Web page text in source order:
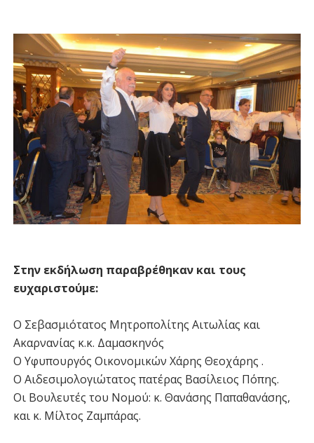
Στην εκδήλωση παραβρέθηκαν και τους
ευχαριστούμε:
Ο Σεβασμιότατος Μητροπολίτης Αιτωλίας και
Ακαρνανίας κ.κ. Δαμασκηνός
Ο Υφυπουργός Οικονομικών Χάρης Θεοχάρης .
Ο Αιδεσιμολογιώτατος πατέρας Βασίλειος Πόπης.
Οι Βουλευτές του Νομού: κ. Θανάσης Παπαθανάσης,
και κ. Μίλτος Ζαμπάρας.